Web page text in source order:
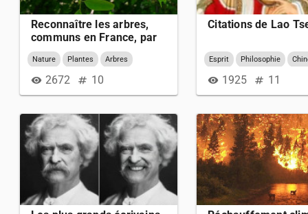
Reconnaître les arbres,
communs en France, par
leurs feuilles ou fruits
(Partie 2)
Nature Plantes Arbres
visibility 2672 numbers 10
Citations de Lao
Esprit Philosophie
Littérature
visibility 1925 numbers 11